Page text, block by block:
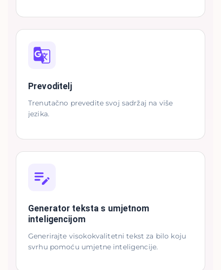
Prevoditelj
Trenutačno prevedite svoj sadržaj na više
jezika.
Generator teksta s umjetnom
inteligencijom
Generirajte visokokvalitetni tekst za bilo koju
svrhu pomoću umjetne inteligencije.